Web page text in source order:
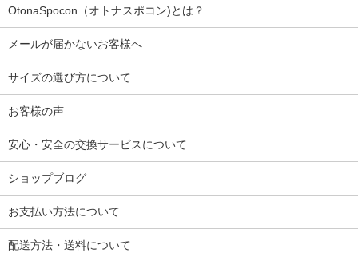
OtonaSpocon（オトナスポコン)とは？
メールが届かないお客様へ
サイズの選び方について
お客様の声
安心・安全の交換サービスについて
ショップブログ
お支払い方法について
配送方法・送料について